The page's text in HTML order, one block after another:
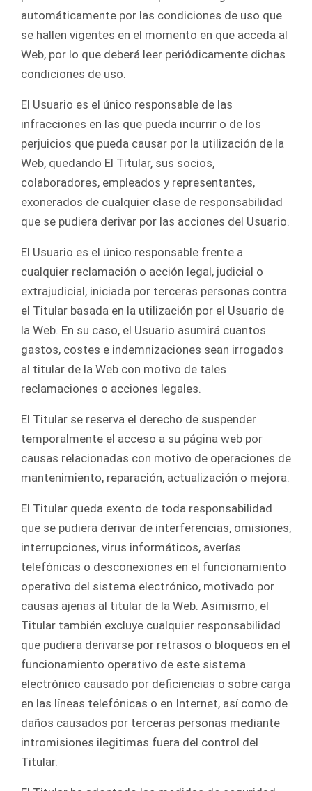
automáticamente por las condiciones de uso que
se hallen vigentes en el momento en que acceda al
Web, por lo que deberá leer periódicamente dichas
condiciones de uso.
El Usuario es el único responsable de las
infracciones en las que pueda incurrir o de los
perjuicios que pueda causar por la utilización de la
Web, quedando El Titular, sus socios,
colaboradores, empleados y representantes,
exonerados de cualquier clase de responsabilidad
que se pudiera derivar por las acciones del Usuario.
El Usuario es el único responsable frente a
cualquier reclamación o acción legal, judicial o
extrajudicial, iniciada por terceras personas contra
el Titular basada en la utilización por el Usuario de
la Web. En su caso, el Usuario asumirá cuantos
gastos, costes e indemnizaciones sean irrogados
al titular de la Web con motivo de tales
reclamaciones o acciones legales.
El Titular se reserva el derecho de suspender
temporalmente el acceso a su página web por
causas relacionadas con motivo de operaciones de
mantenimiento, reparación, actualización o mejora.
El Titular queda exento de toda responsabilidad
que se pudiera derivar de interferencias, omisiones,
interrupciones, virus informáticos, averías
telefónicas o desconexiones en el funcionamiento
operativo del sistema electrónico, motivado por
causas ajenas al titular de la Web. Asimismo, el
Titular también excluye cualquier responsabilidad
que pudiera derivarse por retrasos o bloqueos en el
funcionamiento operativo de este sistema
electrónico causado por deficiencias o sobre carga
en las líneas telefónicas o en Internet, así como de
daños causados por terceras personas mediante
intromisiones ilegitimas fuera del control del
Titular.